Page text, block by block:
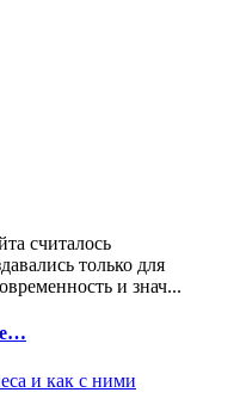
считалось
только для
и знач...